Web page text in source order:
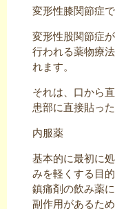
変形性膝関節症
変形性股関節症
行われる薬物療
れます。
それは、口から
患部に直接貼っ
内服薬
基本的に最初に
みを軽くする目
鎮痛剤の飲み薬
副作用があるた